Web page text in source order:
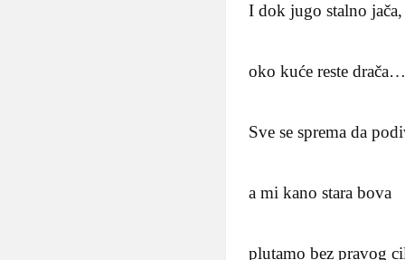
I dok jugo stalno jača,
oko kuće reste drača…
Sve se sprema da
a mi kano stara bova
plutamo bez pravog